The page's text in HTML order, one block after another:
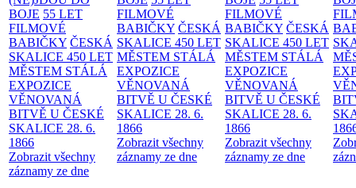
BOJE 55 LET
FILMOVÉ
BABIČKY ČESKÁ
SKALICE 450 LET
MĚSTEM STÁLÁ
EXPOZICE
VĚNOVANÁ
BITVĚ U ČESKÉ
SKALICE 28. 6.
1866
Zobrazit všechny
záznamy ze dne
FILMOVÉ
BABIČKY ČESKÁ
SKALICE 450 LET
MĚSTEM STÁLÁ
EXPOZICE
VĚNOVANÁ
BITVĚ U ČESKÉ
SKALICE 28. 6.
1866
Zobrazit všechny
záznamy ze dne
FILMOVÉ
BABIČKY ČESKÁ
SKALICE 450 LET
MĚSTEM STÁLÁ
EXPOZICE
VĚNOVANÁ
BITVĚ U ČESKÉ
SKALICE 28. 6.
1866
Zobrazit všechny
záznamy ze dne